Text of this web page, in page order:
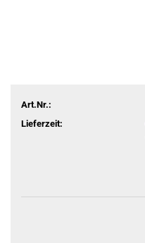
Art.Nr.:
Lieferzeit: